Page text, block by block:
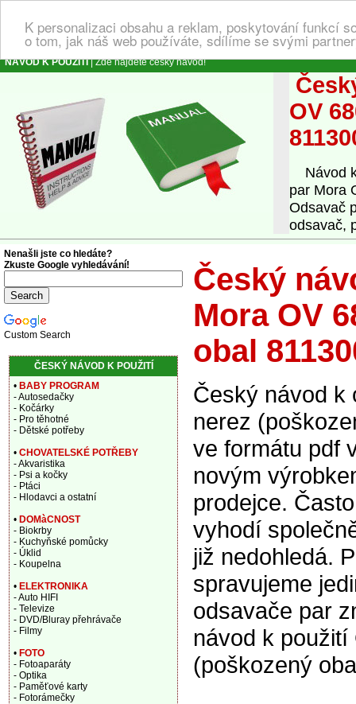
K personalizaci obsahu a reklam, poskytování funkcí
o tom, jak náš web používáte, sdílíme se svými
NÁVOD K POUŽITÍ| Zde najdete český návod!
OV
Návod k
par Mora
Odsavač
odsavač,
Český
Mora OV
obal
Český návod k
nerez
ve formátu pdf
novým
prodejce.
vyhodí
již nedohledá.
spravujeme
odsavače par
návod k
(poškozený
Nenašli jste co hledáte?
Zkuste Google vyhledávání!
Custom Search
ČESKÝ NÁVOD K POUŽITÍ
• BABY PROGRAM
- Autosedačky
- Kočárky
- Pro těhotné
- Dětské potřeby
• CHOVATELSKÉ POTŘEBY
- Akvaristika
- Psi a kočky
- Ptáci
- Hlodavci a ostatní
• DOMàCNOST
- Biokrby
- Kuchyňské pomůcky
- Úklid
- Koupelna
• ELEKTRONIKA
- Auto HIFI
- Televize
- DVD/Bluray přehrávače
- Filmy
• FOTO
- Fotoaparáty
- Optika
- Paměťové karty
- Fotorámečky